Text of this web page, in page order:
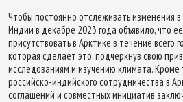
Чтобы постоянно отслеживать изменения
Индии в декабре 2023 года объявило, что
присутствовать в Арктике в течение всего
которая сделает это, подчеркнув свою
исследованиям и изучению климата. Кроме
российско-индийского сотрудничества в
соглашений и совместных инициатив